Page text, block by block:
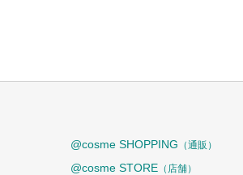
@cosme SHOPPING （通販）
@cosme STORE （店舗）